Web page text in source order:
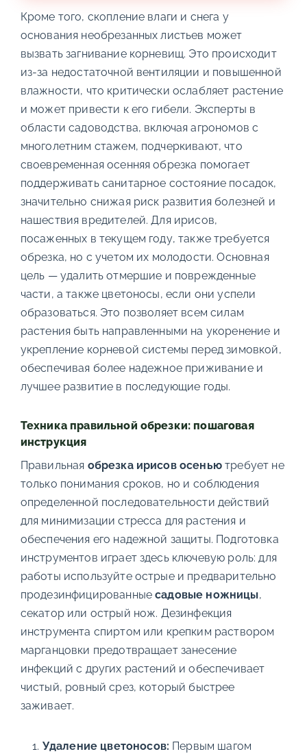
Кроме того, скопление влаги и снега у
основания необрезанных листьев может
вызвать загнивание корневищ. Это происходит
из-за недостаточной вентиляции и повышенной
влажности, что критически ослабляет растение
и может привести к его гибели. Эксперты в
области садоводства, включая агрономов с
многолетним стажем, подчеркивают, что
своевременная осенняя обрезка помогает
поддерживать санитарное состояние посадок,
значительно снижая риск развития болезней и
нашествия вредителей. Для ирисов,
посаженных в текущем году, также требуется
обрезка, но с учетом их молодости. Основная
цель — удалить отмершие и поврежденные
части, а также цветоносы, если они успели
образоваться. Это позволяет всем силам
растения быть направленными на укоренение и
укрепление корневой системы перед зимовкой,
обеспечивая более надежное приживание и
лучшее развитие в последующие годы.
Техника правильной обрезки: пошаговая
инструкция
Правильная обрезка ирисов осеньютребует не
только понимания сроков, но и соблюдения
определенной последовательности действий
для минимизации стресса для растения и
обеспечения его надежной защиты. Подготовка
инструментов играет здесь ключевую роль: для
работы используйте острые и предварительно
продезинфицированныесадовые ножницы,
секатор или острый нож. Дезинфекция
инструмента спиртом или крепким раствором
марганцовки предотвращает занесение
инфекций с других растений и обеспечивает
чистый, ровный срез, который быстрее
заживает.
Удаление цветоносов: Первым шагом